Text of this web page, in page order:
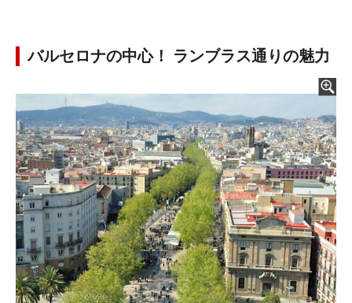
バルセロナの中心！ ランブラス通りの魅力